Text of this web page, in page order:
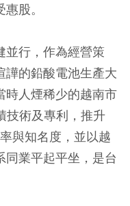
股。
並行，作為經營策
譁的鉛酸電池生產大
人煙稀少的越南市
技術及專利，推升
與知名度，並以越
同業平起平坐，是台